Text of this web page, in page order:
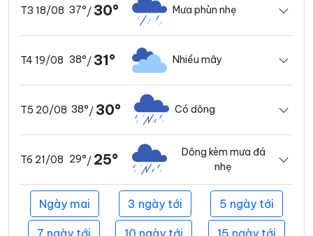
T3 18/08 37°/30° Mưa phùn nhẹ
T4 19/08 38°/31° Nhiều mây
T5 20/08 38°/30° Có dông
T6 21/08 29°/ 25°
Dông kèm mưa đá
nhẹ
Ngày mai 3 ngày tới 5 ngày tới
7 ngày tới 10 ngày tới 15 ngày tới